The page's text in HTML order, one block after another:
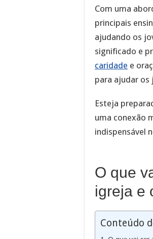
Com uma
principais
ajudando os
significado e
caridade e
para ajudar os
Esteja
uma conexão
indispensável
O que
igreja e
Conteúdo